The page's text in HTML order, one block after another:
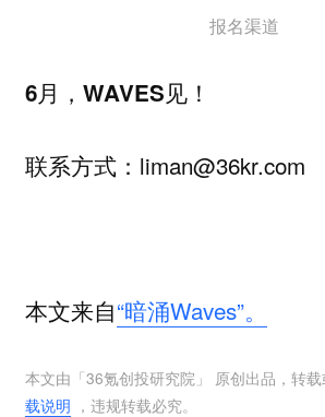
报名渠道
6月，WAVES见！
联系方式： liman@36kr.com
本文来自“暗涌Waves”。
本文由「36氪创投研究院 」 原创出品，转
载说明 ，违规转载必究。